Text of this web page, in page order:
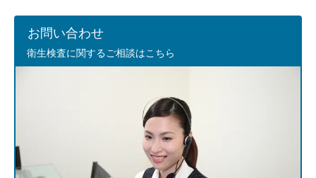
お問い合わせ
衛生検査に関するご相談はこちら